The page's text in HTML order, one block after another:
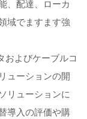
、配達、ローカ
域でますます強
よびケーブルコ
ューションの開
リューションに
導入の評価や購